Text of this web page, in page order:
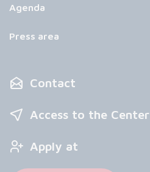
Agenda
Press area
Contact
Access to the Center
Apply at